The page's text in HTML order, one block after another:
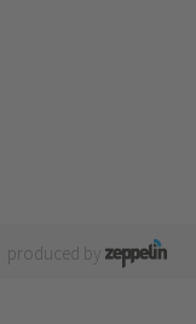
produced by